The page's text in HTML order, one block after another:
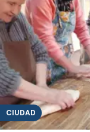
CIUDAD